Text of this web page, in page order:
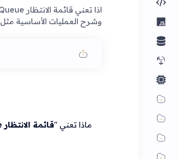
وشرح العمليات الأساسية مثل EnQueue , Dequeu
ماذا تعني "قائمة الانتظار Queue